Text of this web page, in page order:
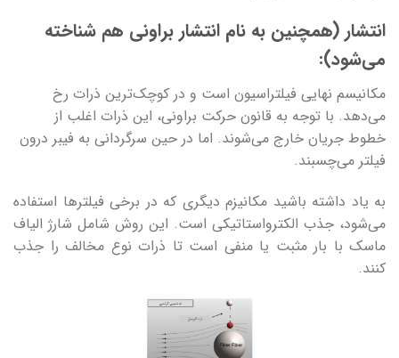
انتشار (همچنین به نام انتشار براونی هم شناخته
می‌شود):
مکانیسم نهایی فیلتراسیون است و در کوچک‌ترین ذرات رخ
می‌دهد. با توجه به قانون حرکت براونی، این ذرات اغلب از
خطوط جریان خارج می‌شوند. اما در حین سرگردانی به فیبر درون
فیلتر می‌چسبند.
به یاد داشته باشید مکانیزم دیگری که در برخی فیلترها استفاده
می‌شود، جذب الکترواستاتیکی است. این روش شامل شارژ الیاف
ماسک با بار مثبت یا منفی است تا ذرات نوع مخالف را جذب
کنند.